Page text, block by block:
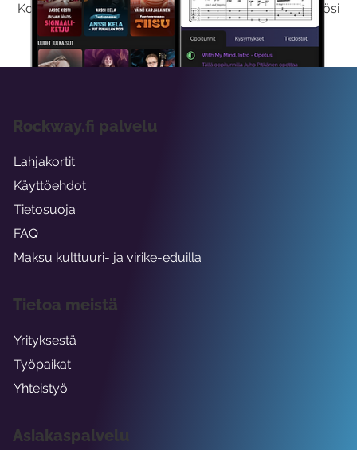
Kokeilemalla ilmaiseksi saat koko sisältömme käyttöösi
viikon ajaksi.
Asiakaspalvelu
Rockway.fi palvelu
Lahjakortit
Käyttöehdot
Tietosuoja
FAQ
Maksu kulttuuri- ja virike-eduilla
Tietoa meistä
Yrityksestä
Työpaikat
Yhteistyö